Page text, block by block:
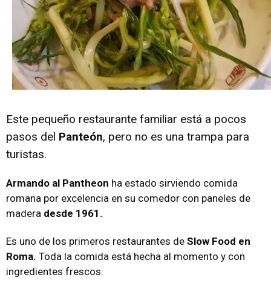
Este pequeño restaurante familiar está a pocos
pasos del Panteón, pero no es una trampa para
turistas.
Armando al Pantheon ha estado sirviendo comida
romana por excelencia en su comedor con paneles de
madera desde 1961.
Es uno de los primeros restaurantes de Slow Food en
Roma. Toda la comida está hecha al momento y con
ingredientes frescos.